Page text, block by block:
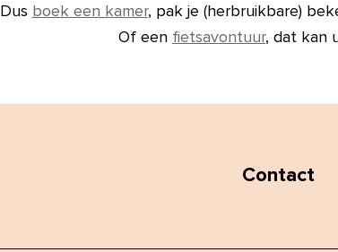
Dus boek een kamer, pak je (herbruikbare)
Of een fietsavontuur, dat kan
Contact